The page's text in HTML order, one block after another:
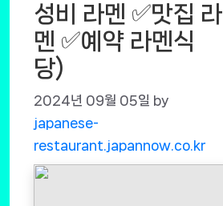
성비 라멘 ✅맛집 라
멘 ✅예약 라멘식
당)
2024년 09월 05일 by
japanese-
restaurant.japannow.co.kr